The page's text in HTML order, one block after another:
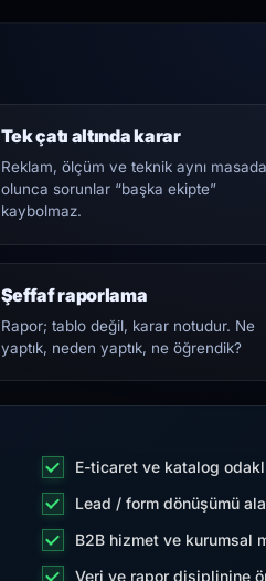
Tek çatı altında karar
Reklam, ölçüm ve teknik aynı masada
olunca sorunlar “başka ekipte”
kaybolmaz.
Şeffaf raporlama
Rapor; tablo değil, karar notudur. Ne
yaptık, neden yaptık, ne öğrendik?
E-ticaret ve katalog
Lead / form dönüşümü
B2B hizmet ve kurumsal
Veri ve rapor disiplinine